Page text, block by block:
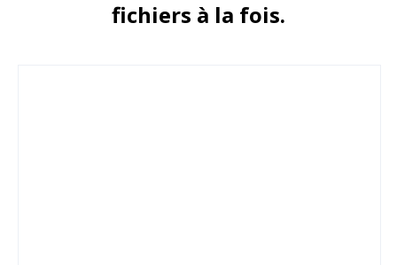
fichiers à la fois.